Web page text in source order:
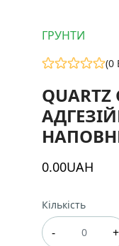
ГРУНТИ
(0
0.00UAH
Кількість
- +